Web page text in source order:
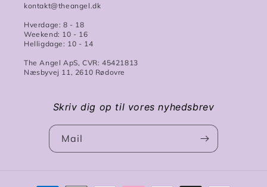
kontakt@theangel.dk
Hverdage: 8 - 18
Weekend: 10 - 16
Helligdage: 10 - 14
The Angel ApS, CVR: 45421813
Næsbyvej 11, 2610 Rødovre
Skriv dig op til vores nyhedsbrev
Mail